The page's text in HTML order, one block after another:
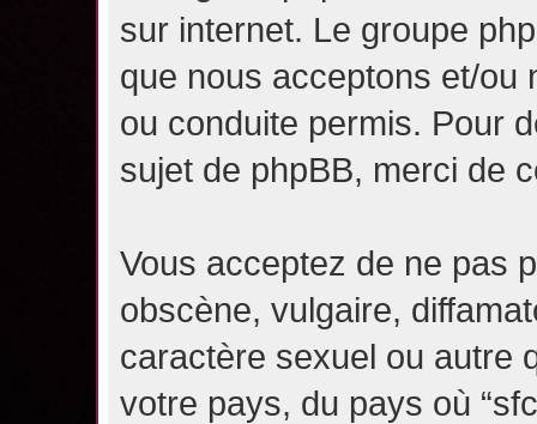
sur internet. Le groupe
que nous acceptons et/ou
ou conduite permis. Pour
sujet de phpBB, merci de
Vous acceptez de ne pas
obscène, vulgaire,
caractère sexuel ou autre
votre pays, du pays où